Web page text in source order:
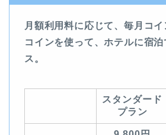
月額利用料に応じて、毎月コ
コインを使って、ホテルに宿
ス。
スタンダード
プラン